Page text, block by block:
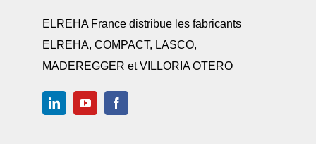
ELREHA France distribue les fabricants
ELREHA, COMPACT, LASCO,
MADEREGGER et VILLORIA OTERO